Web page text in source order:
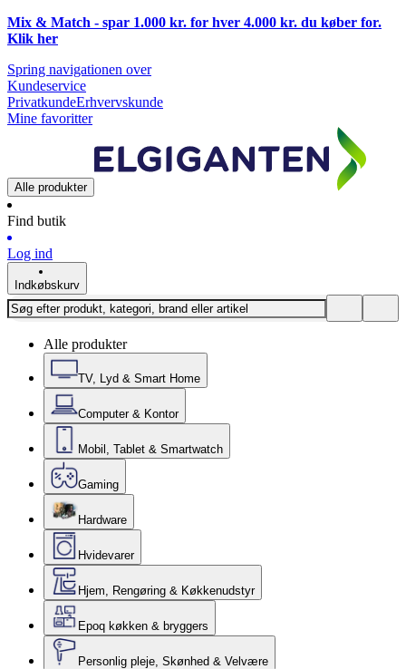
Mix & Match - spar 1.000 kr. for hver 4.000 kr. du køber for.
Klik her
Spring navigationen over
Kundeservice
PrivatkundeErhvervskunde
Mine favoritter
Alle produkter
Find butik
Log ind
Indkøbskurv
Alle produkter
TV, Lyd & Smart Home
Computer & Kontor
Mobil, Tablet & Smartwatch
Gaming
Hardware
Hvidevarer
Hjem, Rengøring & Køkkenudstyr
Epoq køkken & bryggers
Personlig pleje, Skønhed & Velvære